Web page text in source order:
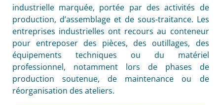
industrielle marquée, portée par des activités de
production, d’assemblage et de sous-traitance. Les
entreprises industrielles ont recours au conteneur
pour entreposer des pièces, des outillages, des
équipements techniques ou du matériel
professionnel, notamment lors de phases de
production soutenue, de maintenance ou de
réorganisation des ateliers.